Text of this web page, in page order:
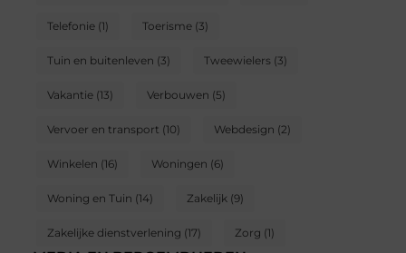
Telefonie(1) Toerisme(3)
Tuin en buitenleven (3) Tweewielers(3)
Vakantie(13) Verbouwen (5)
Vervoer en transport (10) Webdesign (2)
Winkelen (16) Woningen (6)
Woning en Tuin (14) Zakelijk(9)
Zakelijke dienstverlening (17) Zorg (1)